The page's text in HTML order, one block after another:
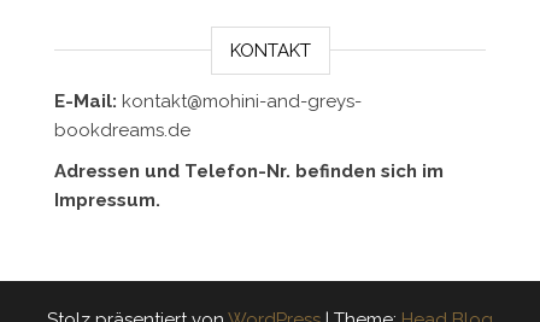
KONTAKT
E-Mail: kontakt@mohini-and-greys-
bookdreams.de
Adressen und Telefon-Nr. befinden sich im
Impressum.